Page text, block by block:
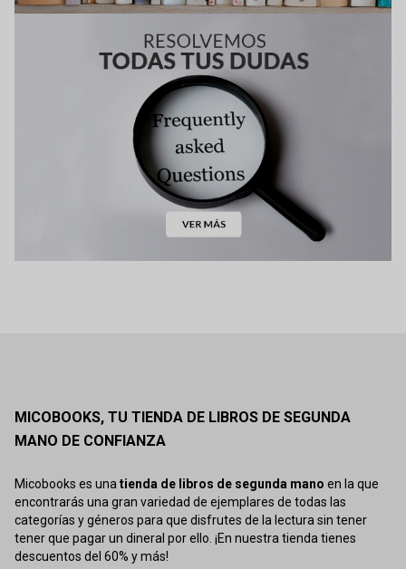
MICOBOOKS, TU TIENDA DE LIBROS DE SEGUNDA
MANO DE CONFIANZA
Micobooks es unatienda de libros de segunda mano en la que
encontrarás una gran variedad de ejemplares de todas las
categorías y géneros para que disfrutes de la lectura sin tener
tener que pagar un dineral por ello. ¡En nuestra tienda tienes
descuentos del 60% y más!